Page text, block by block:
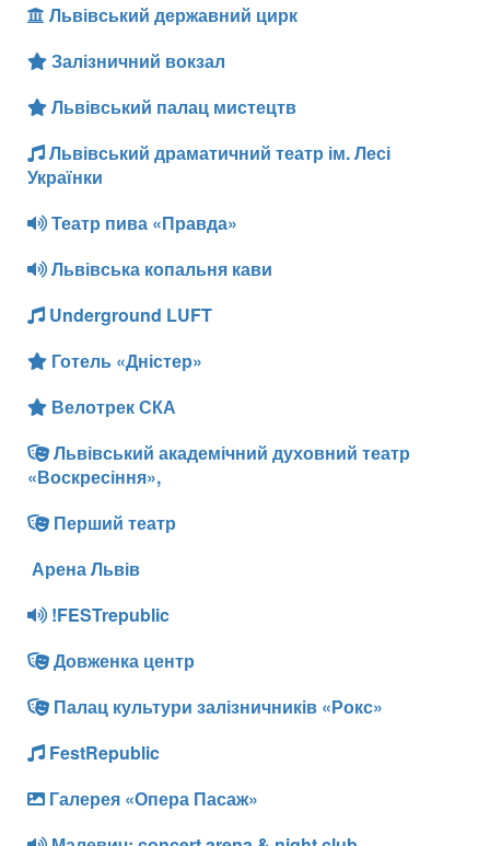
Львівський державний цирк
Залізничний вокзал
Львівський палац мистецтв
Львівський драматичний театр ім. Лесі
Українки
Театр пива «Правда»
Львівська копальня кави
Underground LUFT
Готель «Дністер»
Велотрек СКА
Львівський академічний духовний театр
«Воскресіння»,
Перший театр
Арена Львів
!FESTrepublic
Довженка центр
Палац культури залізничників «Рокс»
FestRepublic
Галерея «Опера Пасаж»